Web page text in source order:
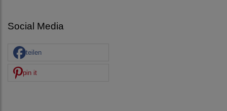
Social Media
teilen
pin it